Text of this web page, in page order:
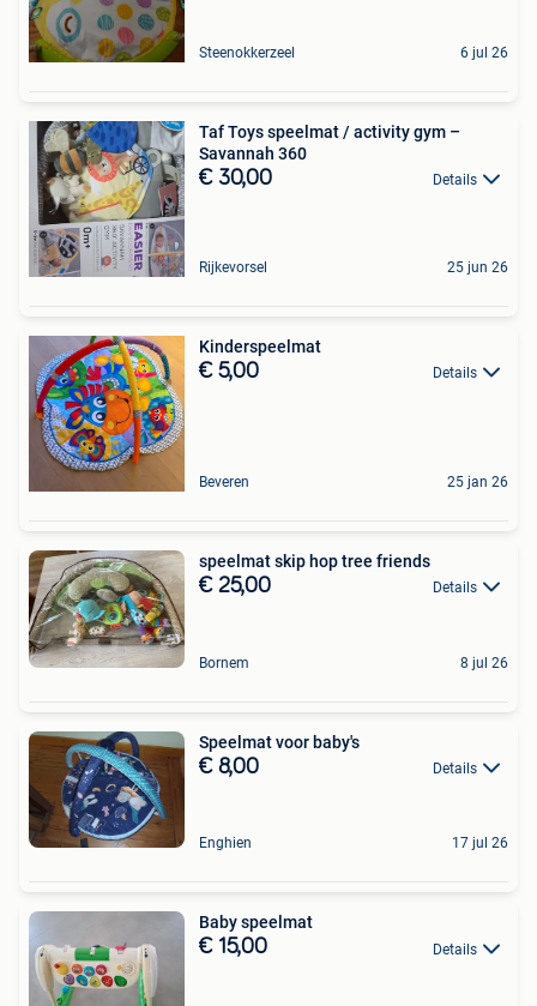
Steenokkerzeel 6 jul 26
Taf Toys speelmat / activity gym –
Savannah 360
€ 30,00 Details
Rijkevorsel 25 jun 26
Kinderspeelmat
€ 5,00 Details
Beveren 25 jan 26
speelmat skip hop tree friends
€ 25,00 Details
Bornem 8 jul 26
Speelmat voor baby's
€ 8,00 Details
Enghien 17 jul 26
Baby speelmat
€ 15,00 Details